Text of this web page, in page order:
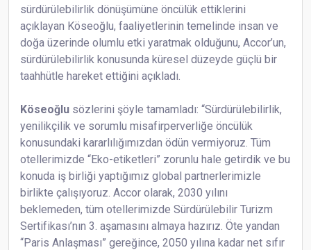
sürdürülebilirlik dönüşümüne öncülük ettiklerini
açıklayan Köseoğlu, faaliyetlerinin temelinde insan ve
doğa üzerinde olumlu etki yaratmak olduğunu, Accor’un,
sürdürülebilirlik konusunda küresel düzeyde güçlü bir
taahhütle hareket ettiğini açıkladı.
Köseoğlu sözlerini şöyle tamamladı: “Sürdürülebilirlik,
yenilikçilik ve sorumlu misafirperverliğe öncülük
konusundaki kararlılığımızdan ödün vermiyoruz. Tüm
otellerimizde “Eko-etiketleri” zorunlu hale getirdik ve bu
konuda iş birliği yaptığımız global partnerlerimizle
birlikte çalışıyoruz. Accor olarak, 2030 yılını
beklemeden, tüm otellerimizde Sürdürülebilir Turizm
Sertifikası’nın 3. aşamasını almaya hazırız. Öte yandan
“Paris Anlaşması” gereğince, 2050 yılına kadar net sıfır